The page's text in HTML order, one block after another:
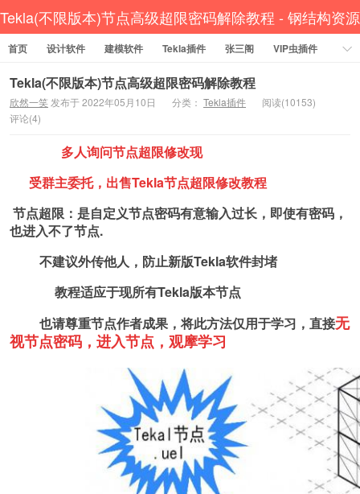
Tekla(不限版本)节点高级超限密码解除教程 - 钢结构资源
网 Tekla插件 CAD工具 犀牛GH汉化 套料
首页 设计软件 建模软件 Tekla插件 张三阁
VIP虫插件
CAD插件
定尺提料 贱人工具箱 工程辅助
办公必备
资讯教程
工程模型 关于网站
Tekla(不限版本)节点高级超限密码解除教程
欣然一笑 发布于 2022年05月10日 分类： Tekla插件
阅读(10153)
评论(4)
多人询问节点超限修改现
受群主委托，出售Tekla节点超限修改教程
节点超限：是自定义节点密码有意输入过长，即使有密码，
也进入不了节点.
不建议外传他人， 防止新版Tekla软件封堵
教程适应于现所有Tekla版本节点
也请尊重节点作者成果，将此方法仅用于学习，直接无
视节点密码，进入节点，观摩学习